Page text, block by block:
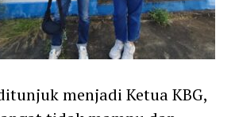
menjadi Ketua KBG,